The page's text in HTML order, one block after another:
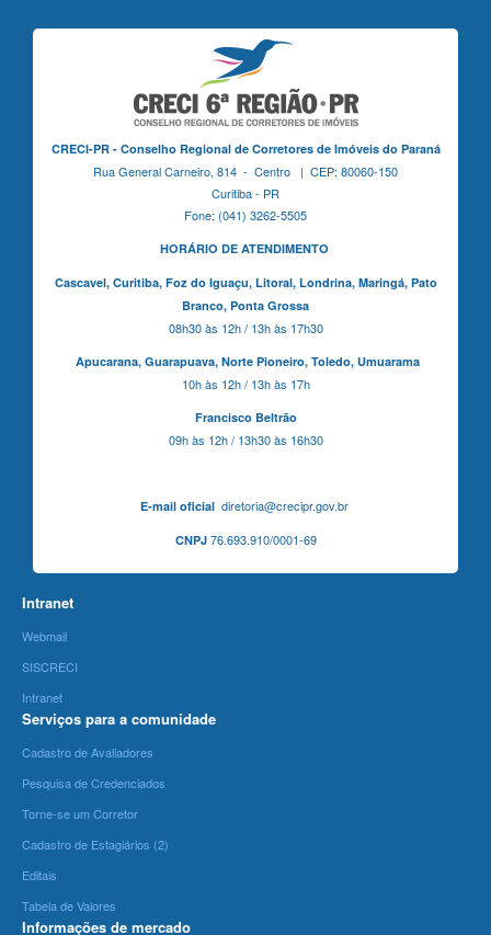
CRECI-PR - Conselho Regional de Corretores de Imóveis do Paraná
Rua General Carneiro, 814 - Centro | CEP: 80060-150
Curitiba - PR
Fone: (041) 3262-5505
HORÁRIO DE ATENDIMENTO
Cascavel, Curitiba,Foz do Iguaçu, Litoral, Londrina, Maringá, Pato
Branco, Ponta Grossa
08h30 às 12h / 13h às 17h30
Apucarana, Guarapuava, Norte Pioneiro, Toledo, Umuarama
10h às 12h / 13h às 17h
Francisco Beltrão
09h às 12h / 13h30 às 16h30
E-mail oficialdiretoria@crecipr.gov.br
CNPJ76.693.910/0001-69
Intranet
Webmail
SISCRECI
Intranet
Serviços para a comunidade
Cadastro de Avaliadores
Pesquisa de Credenciados
Torne-se um Corretor
Cadastro de Estagiários (2)
Editais
Tabela de Valores
Informações de mercado